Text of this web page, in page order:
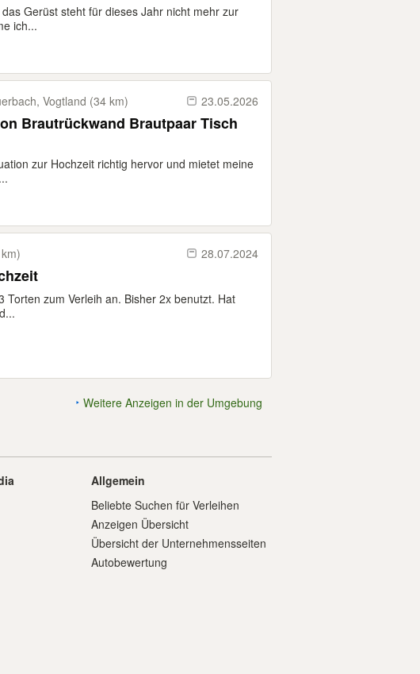
Gerüst steht für dieses Jahr nicht mehr zur
ich...
Vogtland (34 km) 23.05.2026
Brautrückwand Brautpaar Tisch
zur Hochzeit richtig hervor und mietet meine
28.07.2024
Torten zum Verleih an. Bisher 2x benutzt. Hat
Weitere Anzeigen in der Umgebung
Allgemein
Beliebte Suchen für Verleihen
Anzeigen Übersicht
Übersicht der Unternehmensseiten
Autobewertung